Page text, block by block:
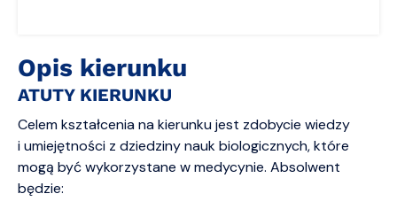
Opis kierunku
ATUTY KIERUNKU
Celem kształcenia na kierunku jest zdobycie wiedzy
i umiejętności z dziedziny nauk biologicznych, które
mogą być wykorzystane w medycynie. Absolwent
będzie: